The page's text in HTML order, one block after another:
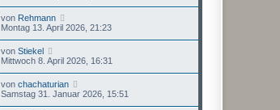
von Rehmann
Montag 13. April 2026, 21:23
von Stiekel
Mittwoch 8. April 2026, 16:31
von chachaturian
Samstag 31. Januar 2026, 15:51